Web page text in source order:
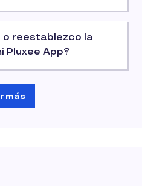
o reestablezco la
Pluxee App?
más